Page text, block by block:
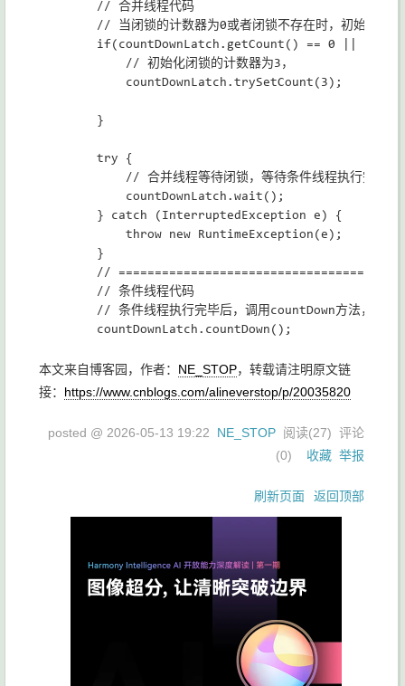
        // 合并线程代码
// 当闭锁的计数器为0或者闭锁不存在时，初始化闭
if(countDownLatch.getCount() == 0 ||
            // 初始化闭锁的计数器为3，
            countDownLatch.trySetCount(3);
        }
        try {
// 合并线程等待闭锁，等待条件线程执行完毕后
            countDownLatch.wait();
        } catch (InterruptedException e) {
            throw new RuntimeException(e);
        }
//
        // 条件线程代码
// 条件线程执行完毕后，调用countDown方法，闭锁
本文来自博客园，作者： NE_STOP，转载请注明原文链
接： https://www.cnblogs.com/alineverstop/p/20035820
posted @ 2026-05-13 19:22 NE_STOP 阅读(27) 评论
(0) 收藏 举报
刷新页面 返回顶部